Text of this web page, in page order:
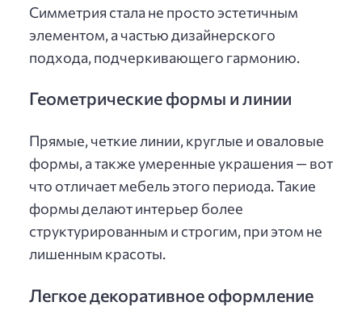
Симметрия стала не просто эстетичным
элементом, а частью дизайнерского
подхода, подчеркивающего гармонию.
Геометрические формы и линии
Прямые, четкие линии, круглые и оваловые
формы, а также умеренные украшения — вот
что отличает мебель этого периода. Такие
формы делают интерьер более
структурированным и строгим, при этом не
лишенным красоты.
Легкое декоративное оформление